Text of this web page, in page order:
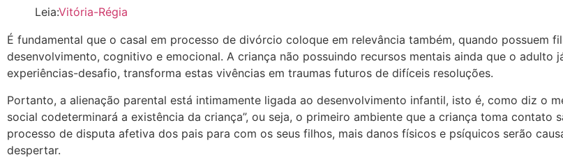
Leia:Vitória-Régia
É fundamental que o casal em processo de divórcio coloque em relevância também, quando possuem
desenvolvimento, cognitivo e emocional. A criança não possuindo recursos mentais ainda que o adulto
experiências-desafio, transforma estas vivências em traumas futuros de difíceis resoluções.
Portanto, a alienação parental está intimamente ligada ao desenvolvimento infantil, isto é, como diz o
social codeterminará a existência da criança”, ou seja, o primeiro ambiente que a criança toma contato
processo de disputa afetiva dos pais para com os seus filhos, mais danos físicos e psíquicos serão
despertar.